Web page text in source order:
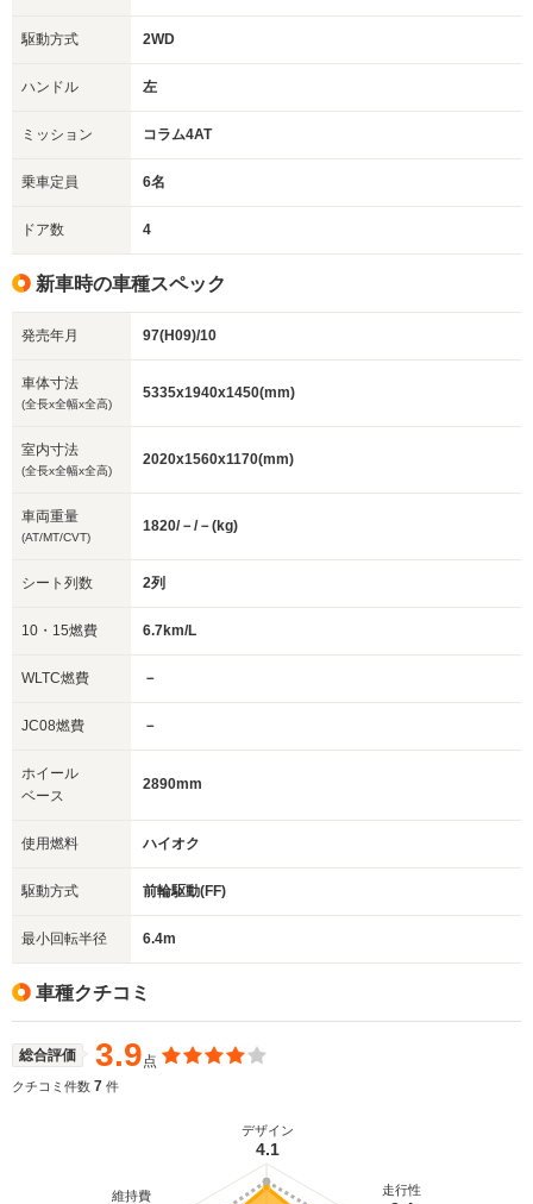
駆動方式 2WD
ハンドル 左
ミッション コラム4AT
乗車定員 6名
ドア数 4
新車時の車種スペック
発売年月 97(H09)/10
車体寸法
(全長x全幅x全高)
5335x1940x1450(mm)
室内寸法
(全長x全幅x全高)
2020x1560x1170(mm)
車両重量
(AT/MT/CVT)
1820/－/－(kg)
シート列数 2列
10・15燃費 6.7km/L
WLTC燃費 －
JC08燃費 －
ホイール
ベース
2890mm
使用燃料 ハイオク
駆動方式 前輪駆動(FF)
最小回転半径 6.4m
車種クチコミ
総合評価 3.9点
クチコミ件数 7 件
デザイン
4.1
走行性
維持費